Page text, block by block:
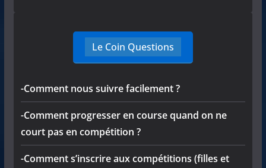
Le Coin Questions
-Comment nous suivre facilement ?
-Comment progresser en course quand on ne
court pas en compétition ?
-Comment s’inscrire aux compétitions (filles et